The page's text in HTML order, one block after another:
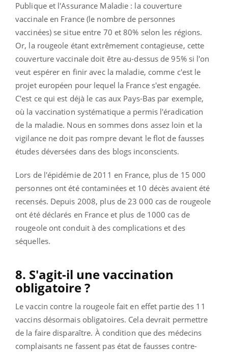
Publique et l'Assurance Maladie : la couverture
vaccinale en France (le nombre de personnes
vaccinées) se situe entre 70 et 80% selon les régions.
Or, la rougeole étant extrêmement contagieuse, cette
couverture vaccinale doit être au-dessus de 95% si l'on
veut espérer en finir avec la maladie, comme c'est le
projet européen pour lequel la France s'est engagée.
C'est ce qui est déjà le cas aux Pays-Bas par exemple,
où la vaccination systématique a permis l'éradication
de la maladie. Nous en sommes dons assez loin et la
vigilance ne doit pas rompre devant le flot de fausses
études déversées dans des blogs inconscients.
Lors de l'épidémie de 2011 en France, plus de 15 000
personnes ont été contaminées et 10 décès avaient été
recensés. Depuis 2008, plus de 23 000 cas de rougeole
ont été déclarés en France et plus de 1000 cas de
rougeole ont conduit à des complications et des
séquelles.
8. S'agit-il une vaccination
obligatoire ?
Le vaccin contre la rougeole fait en effet partie des 11
vaccins désormais obligatoires. Cela devrait permettre
de la faire disparaître. À condition que des médecins
complaisants ne fassent pas état de fausses contre-